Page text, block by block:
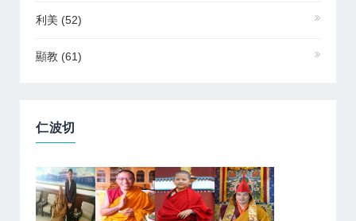
利美 (52)
顯教 (61)
仁波切